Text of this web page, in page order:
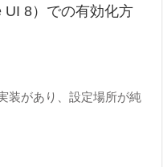
UI 8）での有効化方
装があり、設定場所が純